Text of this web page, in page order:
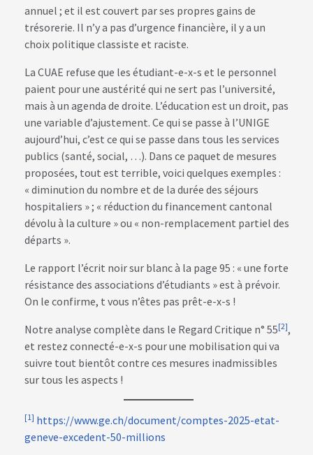
annuel ; et il est couvert par ses propres gains de
trésorerie. Il n’y a pas d’urgence financière, il y a un
choix politique classiste et raciste.
La CUAE refuse que les étudiant-e-x-s et le personnel
paient pour une austérité qui ne sert pas l’université,
mais à un agenda de droite. L’éducation est un droit, pas
une variable d’ajustement. Ce qui se passe à l’UNIGE
aujourd’hui, c’est ce qui se passe dans tous les services
publics (santé, social, …). Dans ce paquet de mesures
proposées, tout est terrible, voici quelques exemples :
« diminution du nombre et de la durée des séjours
hospitaliers » ; « réduction du financement cantonal
dévolu à la culture » ou « non-remplacement partiel des
départs ».
Le rapport l’écrit noir sur blanc à la page 95 : « une forte
résistance des associations d’étudiants » est à prévoir.
On le confirme, t vous n’êtes pas prêt-e-x-s !
Notre analyse complète dans le Regard Critique n° 55[2],
et restez connecté-e-x-s pour une mobilisation qui va
suivre tout bientôt contre ces mesures inadmissibles
sur tous les aspects !
[1] https://www.ge.ch/document/comptes-2025-etat-
geneve-excedent-50-millions